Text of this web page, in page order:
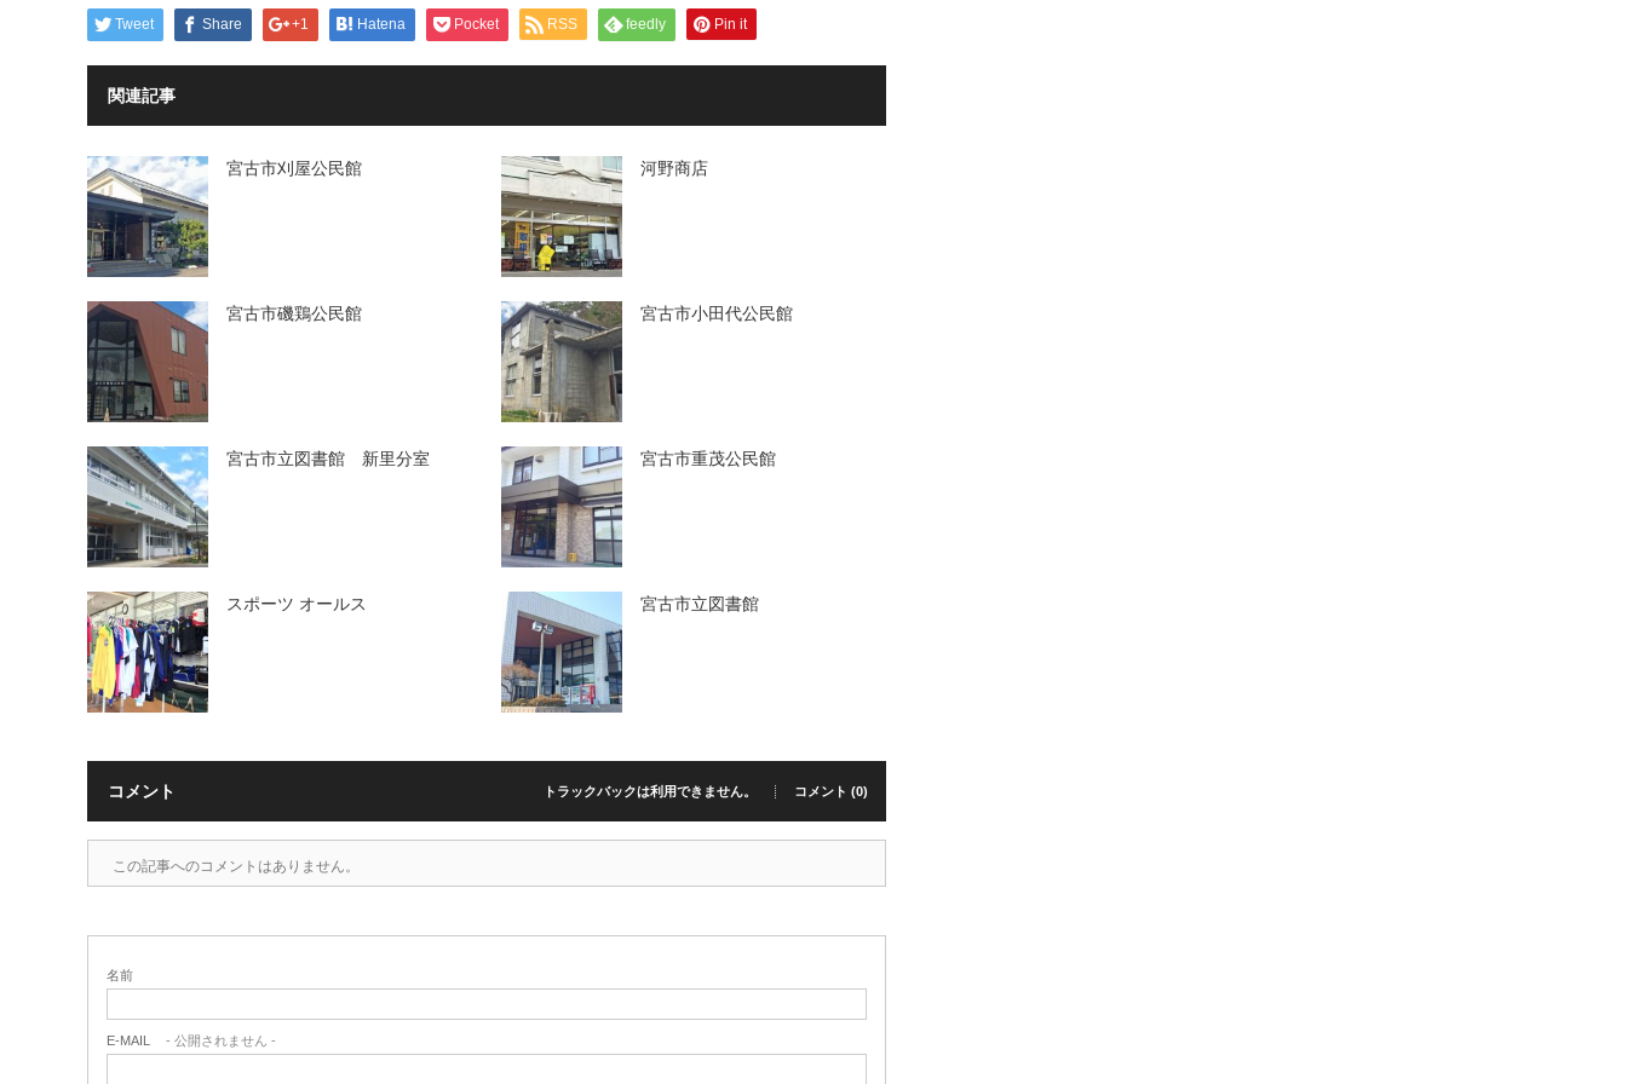
- Tweet Share +1 Hatena Pocket RSS feedly Pin it
関連記事
宮古市刈屋公民館 河野商店
宮古市磯鶏公民館 宮古市小田代公民館
宮古市立図書館 新里分室 宮古市重茂公民館
スポーツ オールス 宮古市立図書館
コメント トラックバックは利用できません。 コメント (0)
この記事へのコメントはありません。
名前
E-MAIL - 公開されません -